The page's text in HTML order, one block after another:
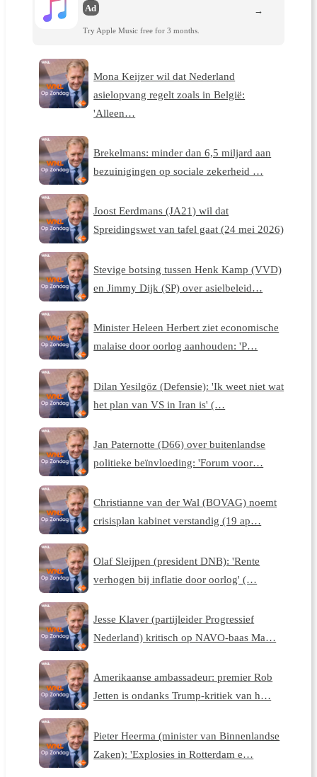
Ad
Try Apple Music free for 3 months.
→
Mona Keijzer wil dat Nederland
asielopvang regelt zoals in België:
'Alleen…
Brekelmans: minder dan 6,5 miljard aan
bezuinigingen op sociale zekerheid …
Joost Eerdmans (JA21) wil dat
Spreidingswet van tafel gaat (24 mei 2026)
Stevige botsing tussen Henk Kamp (VVD)
en Jimmy Dijk (SP) over asielbeleid…
Minister Heleen Herbert ziet economische
malaise door oorlog aanhouden: 'P…
Dilan Yesilgöz (Defensie): 'Ik weet niet wat
het plan van VS in Iran is' (…
Jan Paternotte (D66) over buitenlandse
politieke beïnvloeding: 'Forum voor…
Christianne van der Wal (BOVAG) noemt
crisisplan kabinet verstandig (19 ap…
Olaf Sleijpen (president DNB): 'Rente
verhogen bij inflatie door oorlog' (…
Jesse Klaver (partijleider Progressief
Nederland) kritisch op NAVO-baas Ma…
Amerikaanse ambassadeur: premier Rob
Jetten is ondanks Trump-kritiek van h…
Pieter Heerma (minister van Binnenlandse
Zaken): 'Explosies in Rotterdam e…